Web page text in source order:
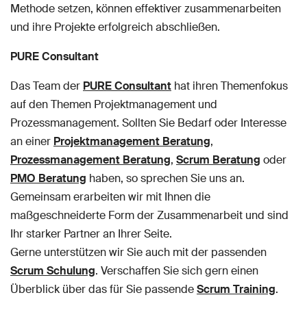
Methode setzen, können effektiver zusammenarbeiten
und ihre Projekte erfolgreich abschließen.
PURE Consultant
Das Team der PURE Consultant hat ihren Themenfokus
auf den Themen Projektmanagement und
Prozessmanagement. Sollten Sie Bedarf oder Interesse
an einer Projektmanagement Beratung,
Prozessmanagement Beratung, Scrum Beratung oder
PMO Beratung haben, so sprechen Sie uns an.
Gemeinsam erarbeiten wir mit Ihnen die
maßgeschneiderte Form der Zusammenarbeit und sind
Ihr starker Partner an Ihrer Seite.
Gerne unterstützen wir Sie auch mit der passenden
Scrum Schulung. Verschaffen Sie sich gern einen
Überblick über das für Sie passendeScrum Training.